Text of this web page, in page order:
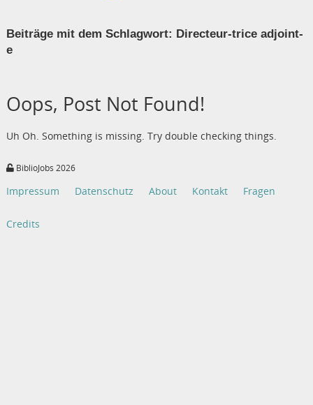
Beiträge mit dem Schlagwort: Directeur-trice adjoint-
e
Oops, Post Not Found!
Uh Oh. Something is missing. Try double checking things.
BiblioJobs 2026
Impressum Datenschutz About Kontakt Fragen
Credits